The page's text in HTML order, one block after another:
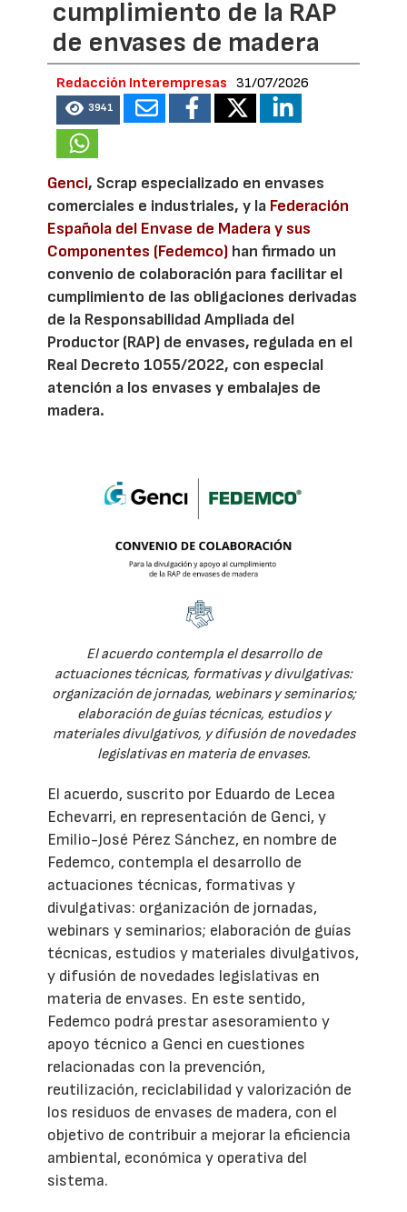
cumplimiento de la RAP
de envases de madera
Redacción Interempresas 31/07/2026
3941
Genci, Scrap especializado en envases
comerciales e industriales, y la Federación
Española del Envase de Madera y sus
Componentes (Fedemco) han firmado un
convenio de colaboración para facilitar el
cumplimiento de las obligaciones derivadas
de la Responsabilidad Ampliada del
Productor (RAP) de envases, regulada en el
Real Decreto 1055/2022, con especial
atención a los envases y embalajes de
madera.
El acuerdo contempla el desarrollo de
actuaciones técnicas, formativas y divulgativas:
organización de jornadas, webinars y seminarios;
elaboración de guías técnicas, estudios y
materiales divulgativos, y difusión de novedades
legislativas en materia de envases.
El acuerdo, suscrito por Eduardo de Lecea
Echevarri, en representación de Genci, y
Emilio-José Pérez Sánchez, en nombre de
Fedemco, contempla el desarrollo de
actuaciones técnicas, formativas y
divulgativas: organización de jornadas,
webinars y seminarios; elaboración de guías
técnicas, estudios y materiales divulgativos,
y difusión de novedades legislativas en
materia de envases. En este sentido,
Fedemco podrá prestar asesoramiento y
apoyo técnico a Genci en cuestiones
relacionadas con la prevención,
reutilización, reciclabilidad y valorización de
los residuos de envases de madera, con el
objetivo de contribuir a mejorar la eficiencia
ambiental, económica y operativa del
sistema.